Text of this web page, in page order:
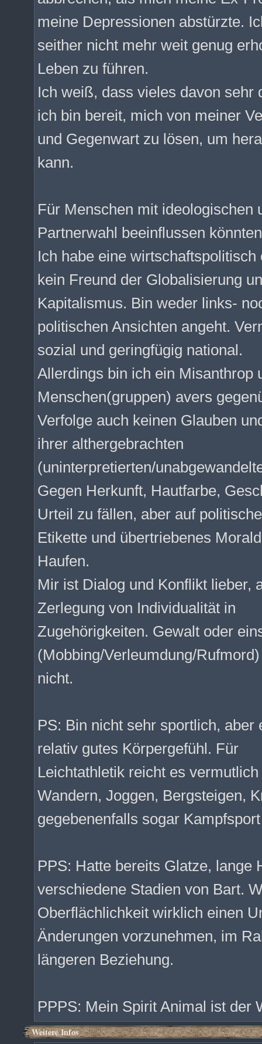
meine Depressionen abstürzte.
seither nicht mehr weit genug
Leben zu führen.
Ich weiß, dass vieles davon sehr
ich bin bereit, mich von meiner
und Gegenwart zu lösen, um
kann.
Für Menschen mit ideologischen
Partnerwahl beeinflussen
Ich habe eine
kein Freund der Globalisierung
Kapitalismus. Bin weder links-
politischen Ansichten angeht.
sozial und geringfügig national.
Allerdings bin ich ein Misanthrop
Menschen(gruppen) avers
Verfolge auch keinen Glauben
ihrer althergebrachten
(uninterpretierten/
Gegen Herkunft, Hautfarbe,
Urteil zu fällen, aber auf
Etikette und übertriebenes
Haufen.
Mir ist Dialog und Konflikt lieber,
Zerlegung von Individualität in
Zugehörigkeiten. Gewalt oder
(Mobbing/Verleumdung/
nicht.
PS: Bin nicht sehr sportlich,
relativ gutes Körpergefühl. Für
Leichtathletik reicht es
Wandern, Joggen, Bergsteigen,
gegebenenfalls sogar
PPS: Hatte bereits Glatze, lange
verschiedene Stadien von Bart.
Oberflächlichkeit wirklich einen
Änderungen vorzunehmen, im
längeren Beziehung.
PPPS: Mein Spirit Animal ist der
Weitere Infos